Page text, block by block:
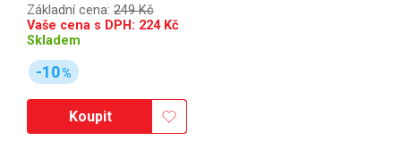
Základní cena: 249 Kč
Vaše cena s DPH: 224Kč
Skladem
-10%
Koupit